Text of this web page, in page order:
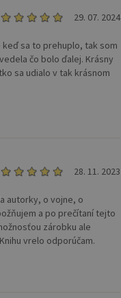
29. 07. 2024
sa to prehuplo, tak som
čo bolo ďalej. Krásny
sa udialo v tak krásnom
28. 11. 2023
autorky, o vojne, o
a po prečítaní tejto
zárobku ale
vrelo odporúčam.